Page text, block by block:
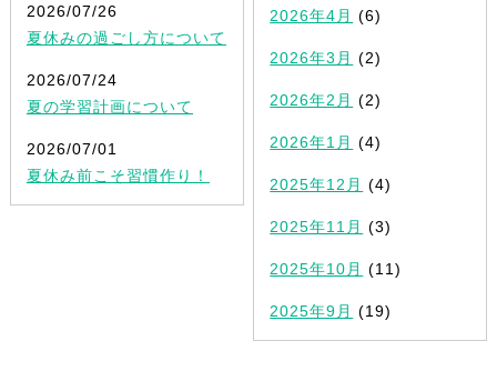
2026/07/26
夏休みの過ごし方について
2026/07/24
夏の学習計画について
2026/07/01
夏休み前こそ習慣作り！
2026年4月 (6)
2026年3月 (2)
2026年2月 (2)
2026年1月 (4)
2025年12月 (4)
2025年11月 (3)
2025年10月 (11)
2025年9月 (19)